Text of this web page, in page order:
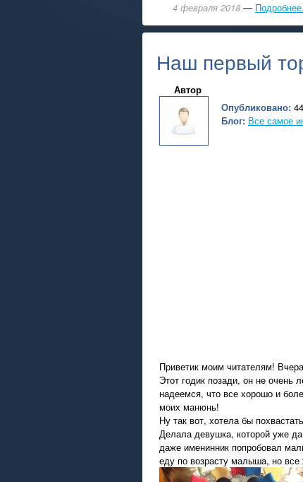
4 февраля 2018 —
Наш первый
Автор
Опубликовано:
Блог: Все самое
Приветик моим читателям!
Этот годик позади, он не
надеемся, что все хорошо и
моих манюнь!
Ну так вот, хотела бы
Делала девушка, которой уже
даже именинник попробовал
еду по возрасту малыша, но все